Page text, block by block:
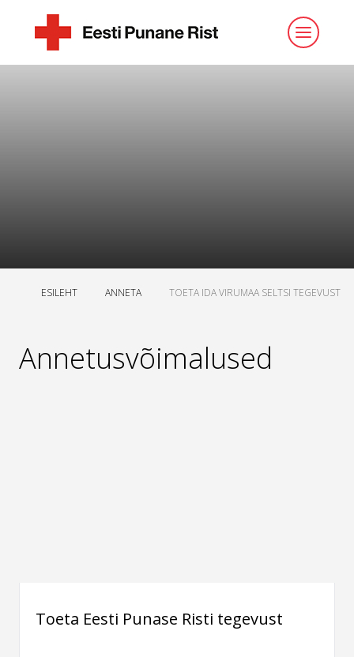
ESILEHT ANNETA TOETA IDA VIRUMAA SELTSI TEGEVUST
Annetusvõimalused
Toeta Eesti Punase Risti tegevust